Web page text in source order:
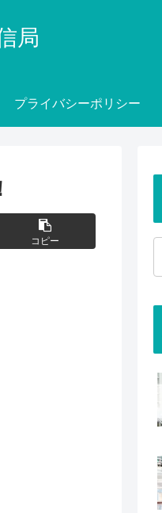
局
プライバシーポリシー
コピー